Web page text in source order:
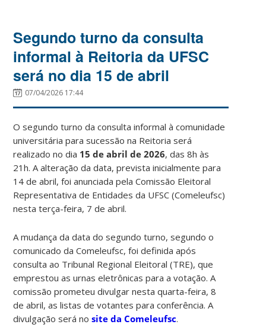
Segundo turno da consulta
informal à Reitoria da UFSC
será no dia 15 de abril
07/04/2026 17:44
O segundo turno da consulta informal à comunidade
universitária para sucessão na Reitoria será
realizado no dia 15 de abril de 2026, das 8h às
21h. A alteração da data, prevista inicialmente para
14 de abril, foi anunciada pela Comissão Eleitoral
Representativa de Entidades da UFSC (Comeleufsc)
nesta terça-feira, 7 de abril.
A mudança da data do segundo turno, segundo o
comunicado da Comeleufsc, foi definida após
consulta ao Tribunal Regional Eleitoral (TRE), que
emprestou as urnas eletrônicas para a votação. A
comissão prometeu divulgar nesta quarta-feira, 8
de abril, as listas de votantes para conferência. A
divulgação será nosite da Comeleufsc.